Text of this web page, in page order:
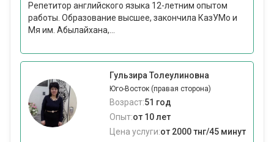
Репетитор английского языка 12-летним опытом
работы. Образование высшее, закончила КазУМо и
Мя им. Абылайхана,...
Гульзира Толеулиновна
Юго-Восток (правая сторона)
Возраст:51 год
Опыт:от 10 лет
Цена услуги:от 2000 тнг/45 минут